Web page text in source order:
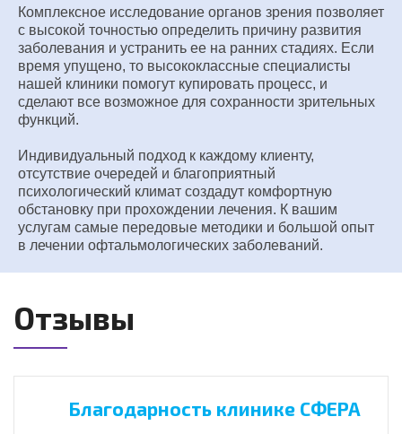
Комплексное исследование органов зрения позволяет
с высокой точностью определить причину развития
заболевания и устранить ее на ранних стадиях. Если
время упущено, то высококлассные специалисты
нашей клиники помогут купировать процесс, и
сделают все возможное для сохранности зрительных
функций.
Индивидуальный подход к каждому клиенту,
отсутствие очередей и благоприятный
психологический климат создадут комфортную
обстановку при прохождении лечения. К вашим
услугам самые передовые методики и большой опыт
в лечении офтальмологических заболеваний.
Отзывы
Благодарность клинике СФЕРА